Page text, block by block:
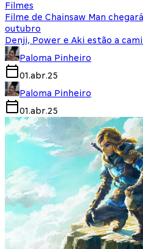
Filmes
Filme de Chainsaw Man
outubro
Denji, Power e Aki estão a
Paloma Pinheiro
01.abr.25
Paloma Pinheiro
01.abr.25